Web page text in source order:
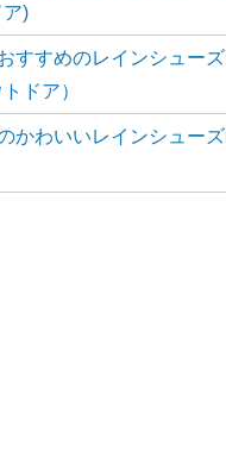
ア)
すすめのレインシュー
ドア）
かわいいレインシュー